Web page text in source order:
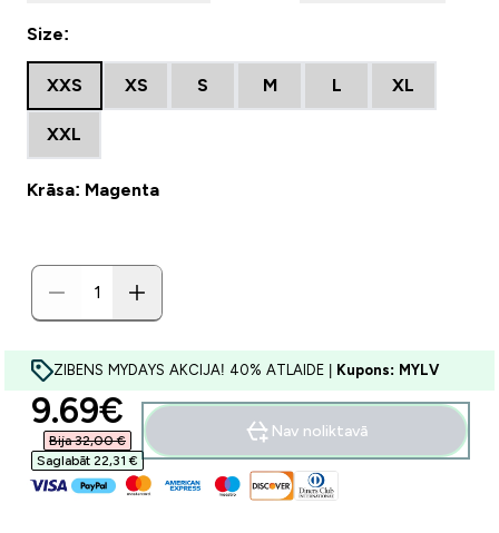
Size:
XXS XS S M L XL
XXL
Krāsa: Magenta
ZIBENS MYDAYS AKCIJA! 40% ATLAIDE | Kupons: MYLV
discounted price
9.69€‎
Bija 32,00 €‎
Saglabāt 22,31 €‎
Nav noliktavā